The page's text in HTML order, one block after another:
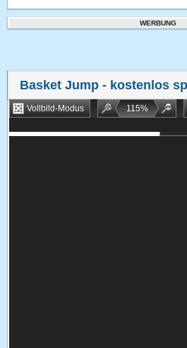
WERBUNG
Basket Jump - kostenlos
Vollbild-Modus 115%